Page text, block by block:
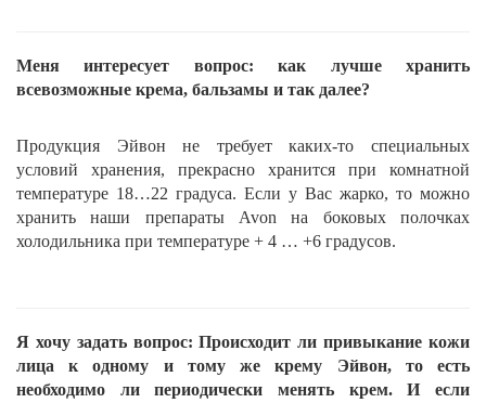
Меня интересует вопрос: как лучше хранить
всевозможные крема, бальзамы и так далее?
Продукция Эйвонне требует каких-то специальных
условий хранения, прекрасно хранится при комнатной
температуре 18…22 градуса. Если у Вас жарко, то можно
хранить наши препараты Avon на боковых полочках
холодильника при температуре + 4 … +6 градусов.
Я хочу задать вопрос: Происходит ли привыкание кожи
лица к одному и тому же крему Эйвон, то есть
необходимо ли периодически менять крем. И если